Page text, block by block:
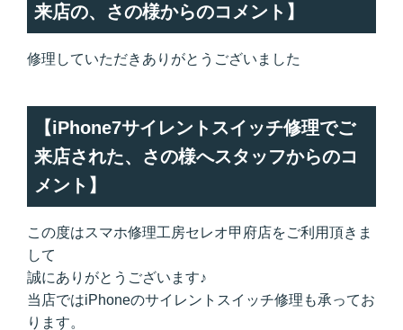
来店の、さの様からのコメント】
修理していただきありがとうございました
【iPhone7サイレントスイッチ修理でご
来店された、さの様へスタッフからのコ
メント】
この度はスマホ修理工房セレオ甲府店をご利用頂きま
して
誠にありがとうございます♪
当店ではiPhoneのサイレントスイッチ修理も承ってお
ります。